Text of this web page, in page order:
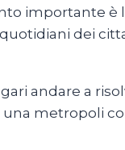
importante è
dei
andare a
metropoli